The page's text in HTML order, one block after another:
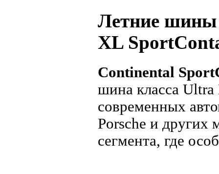
Летние шины
XL
Continental
шина класса Ultra
современных
Porsche и других
сегмента, где